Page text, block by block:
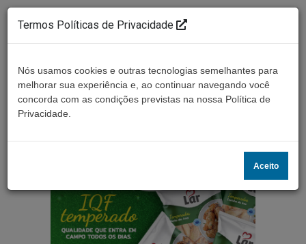
Termos Políticas de Privacidade
Nós usamos cookies e outras tecnologias semelhantes para
melhorar sua experiência e, ao continuar navegando você
concorda com as condições previstas na nossa Política de
Privacidade.
Aceito